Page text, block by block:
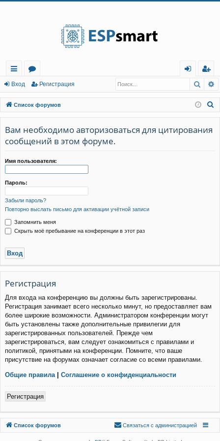
с
ы
лк
и
о
ру
м
ы
д
г
ис
тр
ац
Вход Регистрация
Список форумов
Вам необходимо авторизоваться для цитирования
сообщений в этом форуме.
Имя пользователя:
Пароль:
Забыли пароль?
Повторно выслать письмо для активации учётной записи
Запомнить меня
Скрыть моё пребывание на конференции в этот раз
Регистрация
Для входа на конференцию вы должны быть зарегистрированы.
Регистрация занимает всего несколько минут, но предоставляет вам
более широкие возможности. Администратором конференции могут
быть установлены также дополнительные привилегии для
зарегистрированных пользователей. Прежде чем
зарегистрироваться, вам следует ознакомиться с правилами и
политикой, принятыми на конференции. Помните, что ваше
присутствие на форумах означает согласие со всеми правилами.
Общие правила | Соглашение о конфиденциальности
Регистрация
Список форумов
Связаться с
Связаться с администрацией